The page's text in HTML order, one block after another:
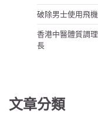
破除男士使用飛
香港中醫體質調
長
文章分類